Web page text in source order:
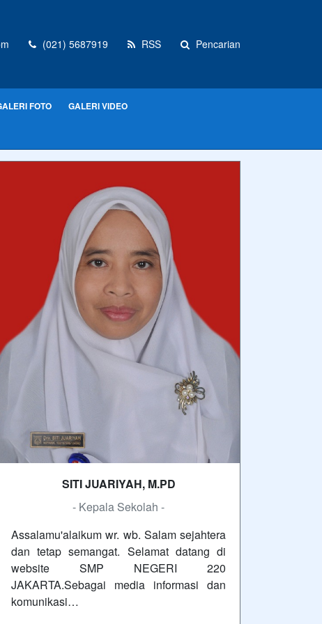
(021) 5687919 RSS Pencarian
FOTO GALERI VIDEO
SITI JUARIYAH, M.PD
- Kepala Sekolah -
Assalamu'alaikum wr. wb. Salam sejahtera
dan tetap semangat. Selamat datang di
website SMP NEGERI 220
JAKARTA.Sebagai media informasi dan
komunikasi…